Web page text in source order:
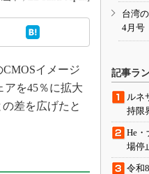
イメージ
を45％に拡大
の差を広げたと
台湾
4月号
記事ラ
ルネ
持限
He
場停
令和